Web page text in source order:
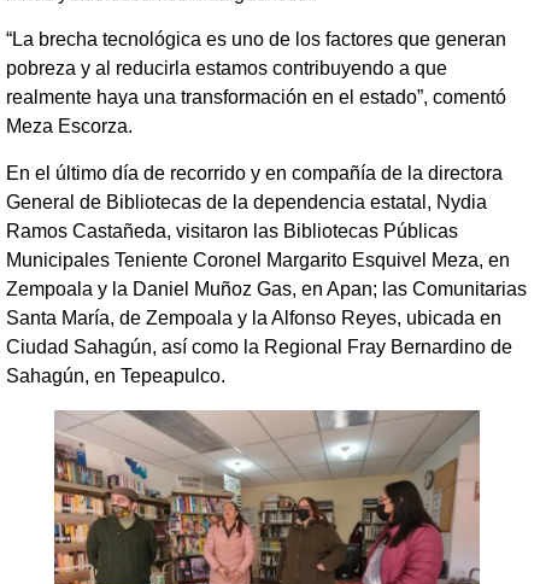
“La brecha tecnológica es uno de los factores que generan
pobreza y al reducirla estamos contribuyendo a que
realmente haya una transformación en el estado”, comentó
Meza Escorza.
En el último día de recorrido y en compañía de la directora
General de Bibliotecas de la dependencia estatal, Nydia
Ramos Castañeda, visitaron las Bibliotecas Públicas
Municipales Teniente Coronel Margarito Esquivel Meza, en
Zempoala y la Daniel Muñoz Gas, en Apan; las Comunitarias
Santa María, de Zempoala y la Alfonso Reyes, ubicada en
Ciudad Sahagún, así como la Regional Fray Bernardino de
Sahagún, en Tepeapulco.